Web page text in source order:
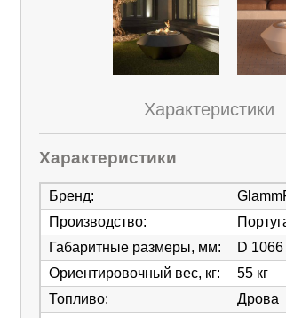
Характеристики
Характеристики
Бренд:
Производство:
Габаритные размеры, мм:
D
Ориентировочный вес, кг:
55 кг
Топливо: Дрова